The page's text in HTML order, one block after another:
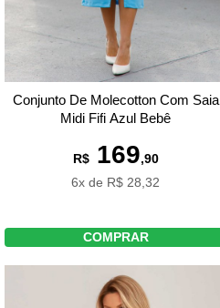
Conjunto De Molecotton Com Saia
Midi Fifi Azul Bebê
R$169,90
6x de R$ 28,32
COMPRAR